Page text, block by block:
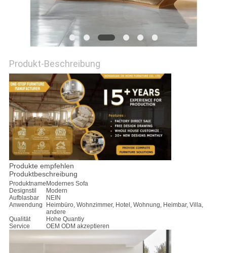
FÄLLE
REFERENZEN
SITEMAP
PRIVACY
POLICY
Produkt-Beschreibung
Produkte empfehlen
Produktbeschreibung
ProduktnameModernes Sofa
Designstil
Modern
Aufblasbar
NEIN
Anwendung
Heimbüro, Wohnzimmer, Hotel, Wohnung, Heimbar, Villa,
andere
Qualität
Hohe Quantiy
Service
OEM ODM akzeptieren